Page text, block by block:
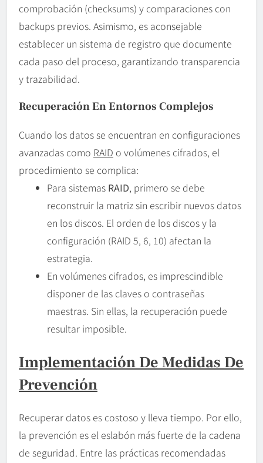
comprobación (checksums) y comparaciones con
backups previos. Asimismo, es aconsejable
establecer un sistema de registro que documente
cada paso del proceso, garantizando transparencia
y trazabilidad.
Recuperación En Entornos Complejos
Cuando los datos se encuentran en configuraciones
avanzadas como RAID o volúmenes cifrados, el
procedimiento se complica:
Para sistemas RAID, primero se debe
reconstruir la matriz sin escribir nuevos datos
en los discos. El orden de los discos y la
configuración (RAID 5, 6, 10) afectan la
estrategia.
En volúmenes cifrados, es imprescindible
disponer de las claves o contraseñas
maestras. Sin ellas, la recuperación puede
resultar imposible.
Implementación De Medidas De
Prevención
Recuperar datos es costoso y lleva tiempo. Por ello,
la prevención es el eslabón más fuerte de la cadena
de seguridad. Entre las prácticas recomendadas